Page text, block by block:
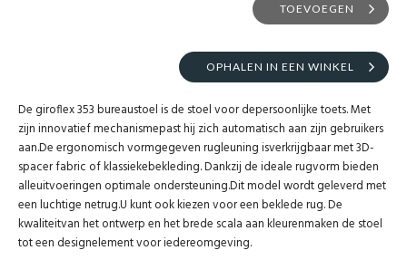
TOEVOEGEN
OPHALEN IN EEN WINKEL
De giroflex 353 bureaustoel is de stoel voor depersoonlijke toets. Met
zijn innovatief mechanismepast hij zich automatisch aan zijn gebruikers
aan.De ergonomisch vormgegeven rugleuning isverkrijgbaar met 3D-
spacer fabric of klassiekebekleding. Dankzij de ideale rugvorm bieden
alleuitvoeringen optimale ondersteuning.Dit model wordt geleverd met
een luchtige netrug.U kunt ook kiezen voor een beklede rug. De
kwaliteitvan het ontwerp en het brede scala aan kleurenmaken de stoel
tot een designelement voor iedereomgeving.